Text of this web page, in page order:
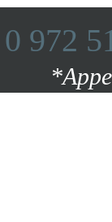
0 972